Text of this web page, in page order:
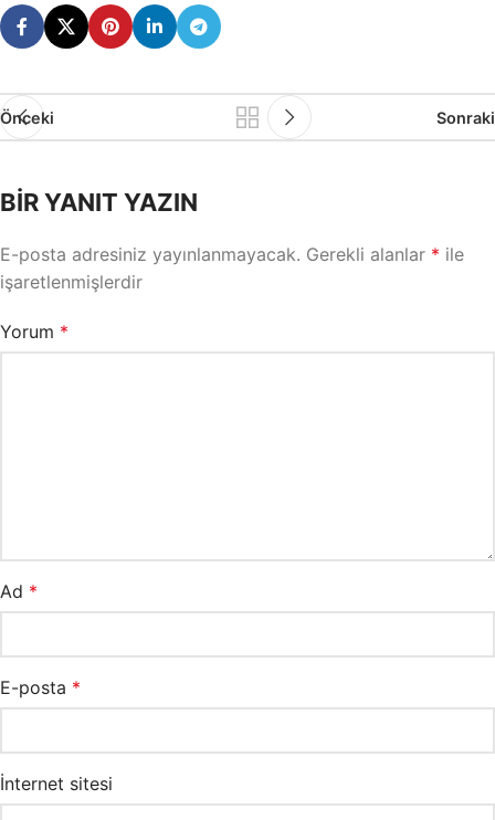
Önceki Sonraki
BIR YANIT YAZIN
E-posta adresiniz yayınlanmayacak. Gerekli alanlar * ile
işaretlenmişlerdir
Yorum *
Ad *
E-posta *
İnternet sitesi